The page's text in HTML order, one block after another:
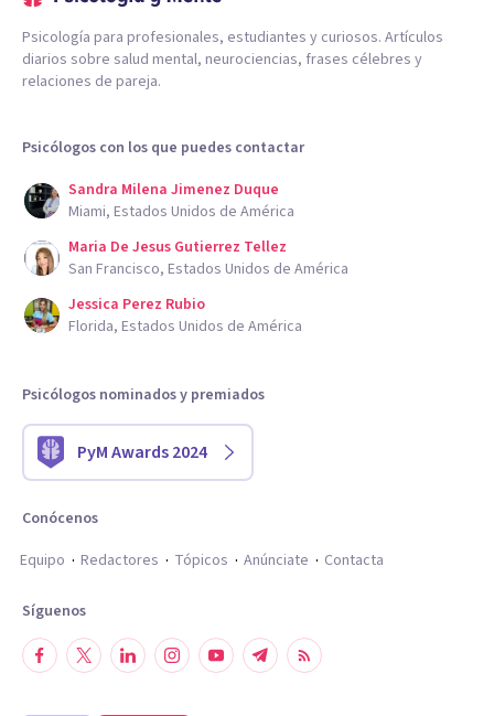
Psicología para profesionales, estudiantes y curiosos. Artículos
diarios sobre salud mental, neurociencias, frases célebres y
relaciones de pareja.
Psicólogos con los que puedes contactar
Sandra Milena Jimenez Duque
Miami, Estados Unidos de América
Maria De Jesus Gutierrez Tellez
San Francisco, Estados Unidos de América
Jessica Perez Rubio
Florida, Estados Unidos de América
Psicólogos nominados y premiados
PyM Awards 2024
Conócenos
Equipo
Redactores Tópicos Anúnciate Contacta
Síguenos